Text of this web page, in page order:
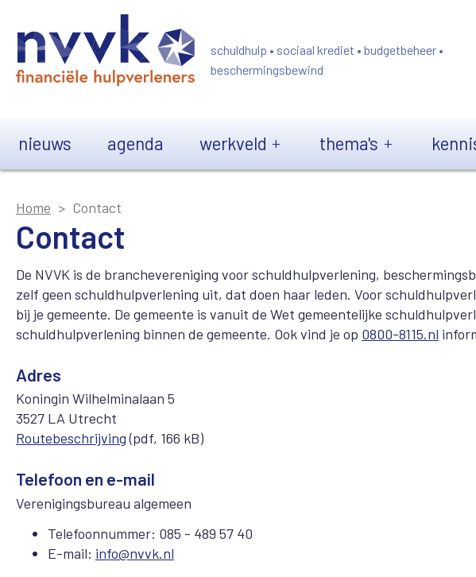
schuldhulp • sociaal krediet • budgetbeheer •
beschermingsbewind
nieuws agenda werkveld thema's
Home Contact
Contact
De NVVK is de branchevereniging voor schuldhulpverlening,
zelf geen schuldhulpverlening uit, dat doen haar leden. Voor
bij je gemeente. De gemeente is vanuit de Wet gemeentelijke
schuldhulpverlening binnen de gemeente. Ook vind je op 0800-8115.nl
Adres
Koningin Wilhelminalaan 5
3527 LA Utrecht
Routebeschrijving(pdf, 166 kB)
Telefoon en e-mail
Verenigingsbureau algemeen
Telefoonnummer: 085 - 489 57 40
E-mail: info@nvvk.nl